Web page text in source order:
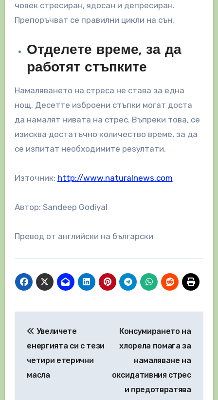
човек стресиран, ядосан и депресиран.
Препоръчват се правилни цикли на сън.
Отделете време, за да
работят стъпките
Намаляването на стреса не става за една
нощ. Десетте изброени стъпки могат доста
да намалят нивата на стрес. Въпреки това, се
изисква достатъчно количество време, за да
се изпитат необходимите резултати.
Източник: http://www.naturalnews.com
Автор: Sandeep Godiyal
Превод от английски на български
Увеличете
енергията си с тези
четири етерични
масла
Консумирането на
хлорела помага за
намаляване на
оксидативния стрес
и предотвратява